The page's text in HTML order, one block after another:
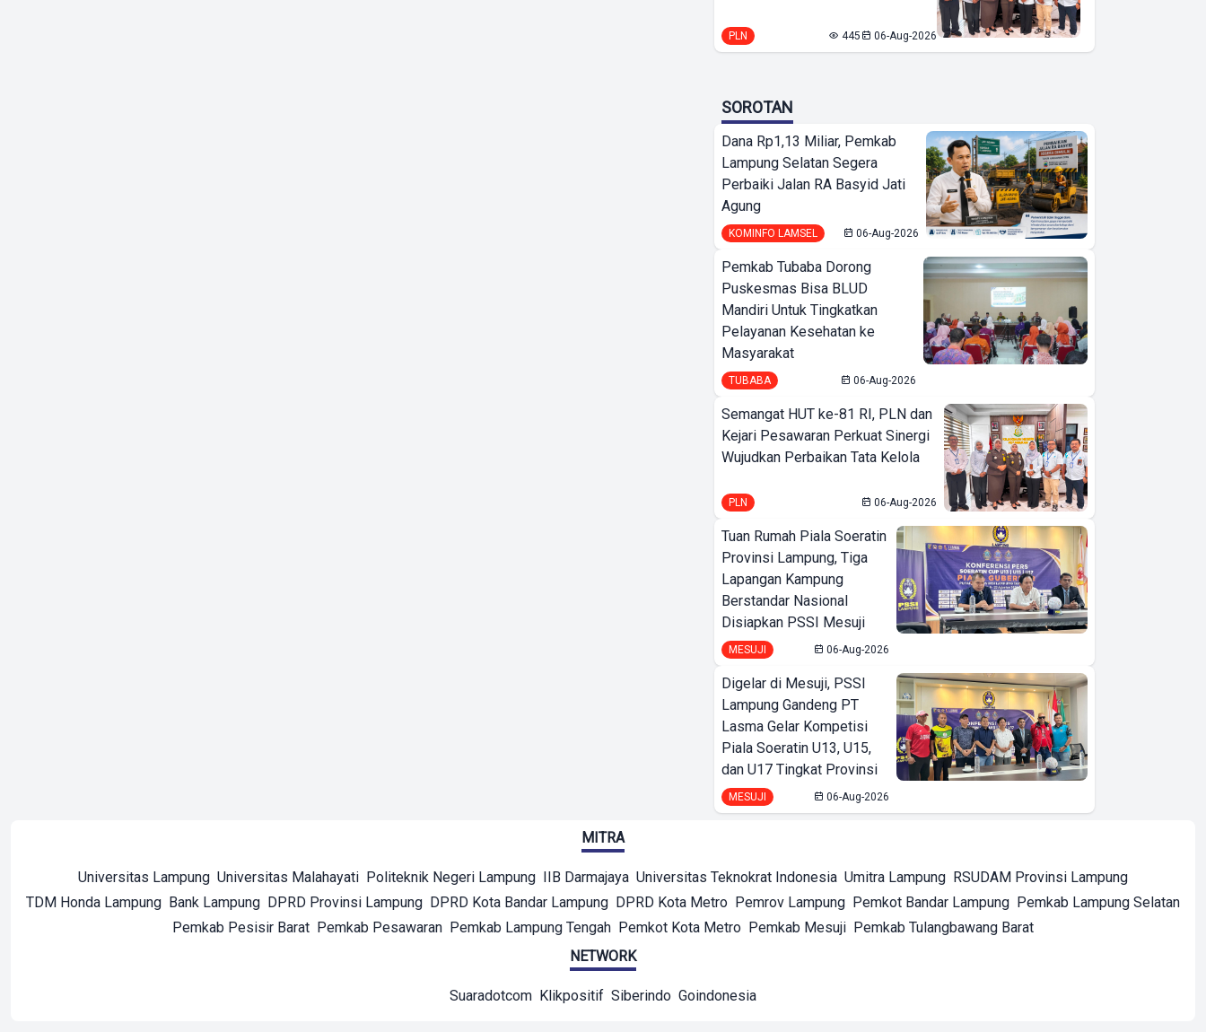
PLN 445 06-Aug-2026
SOROTAN
Dana Rp1,13 Miliar, Pemkab
Lampung Selatan Segera
Perbaiki Jalan RA Basyid Jati
Agung
KOMINFO LAMSEL 06-Aug-2026
Pemkab Tubaba Dorong
Puskesmas Bisa BLUD
Mandiri Untuk Tingkatkan
Pelayanan Kesehatan ke
Masyarakat
TUBABA 06-Aug-2026
Semangat HUT ke-81 RI, PLN dan
Kejari Pesawaran Perkuat Sinergi
Wujudkan Perbaikan Tata Kelola
PLN 06-Aug-2026
Tuan Rumah Piala Soeratin
Provinsi Lampung, Tiga
Lapangan Kampung
Berstandar Nasional
Disiapkan PSSI Mesuji
MESUJI 06-Aug-2026
Digelar di Mesuji, PSSI
Lampung Gandeng PT
Lasma Gelar Kompetisi
Piala Soeratin U13, U15,
dan U17 Tingkat Provinsi
MESUJI 06-Aug-2026
MITRA
Universitas Lampung Universitas Malahayati Politeknik Negeri Lampung IIB Darmajaya Universitas Teknokrat Indonesia Umitra Lampung RSUDAM Provinsi Lampung
TDM Honda Lampung Bank Lampung DPRD Provinsi Lampung DPRD Kota Bandar Lampung DPRD Kota Metro Pemrov Lampung Pemkot Bandar Lampung Pemkab Lampung Selatan
Pemkab Pesisir Barat Pemkab Pesawaran Pemkab Lampung Tengah Pemkot Kota Metro Pemkab Mesuji Pemkab Tulangbawang Barat
NETWORK
Suaradotcom Klikpositif Siberindo Goindonesia